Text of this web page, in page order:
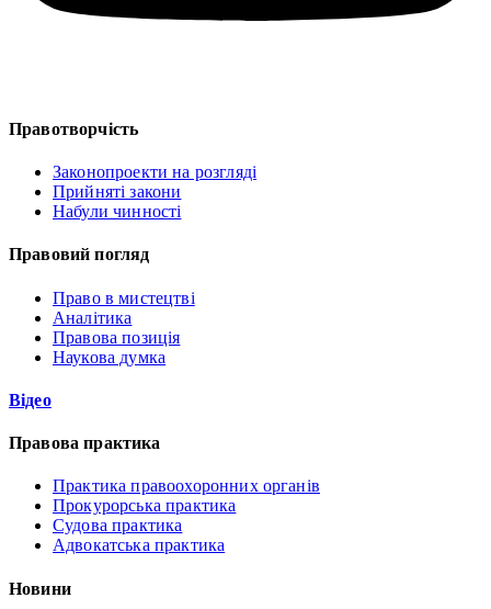
Правотворчість
Законопроекти на розгляді
Прийняті закони
Набули чинності
Правовий погляд
Право в мистецтві
Аналітика
Правова позиція
Наукова думка
Відео
Правова практика
Практика правоохоронних органів
Прокурорська практика
Судова практика
Адвокатська практика
Новини